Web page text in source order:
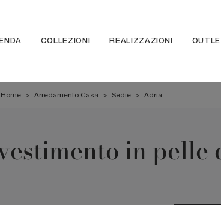
COLLEZIONI REALIZZAZIONI
Home > Arredamento Casa > Sedie > Adria
in pelle